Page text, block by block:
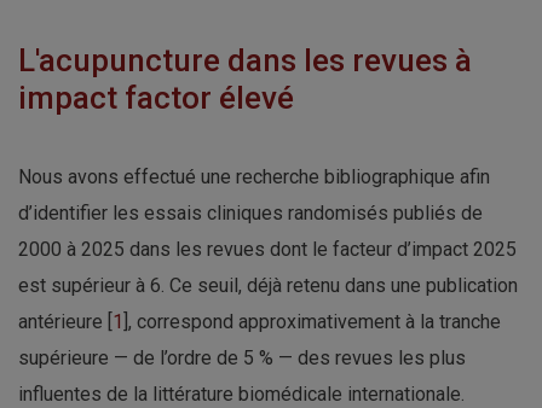
L'acupuncture dans les revues à
impact factor élevé
Nous avons effectué une recherche bibliographique afin
d’identifier les essais cliniques randomisés publiés de
2000 à 2025 dans les revues dont le facteur d’impact 2025
est supérieur à 6. Ce seuil, déjà retenu dans une publication
antérieure [ 1 ], correspond approximativement à la tranche
supérieure — de l’ordre de 5 % — des revues les plus
influentes de la littérature biomédicale internationale.